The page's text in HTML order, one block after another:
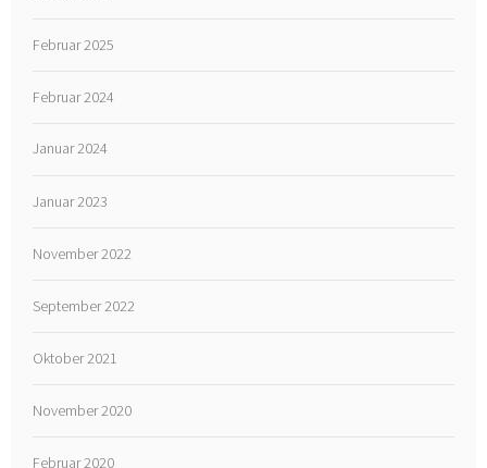
Februar 2025
Februar 2024
Januar 2024
Januar 2023
November 2022
September 2022
Oktober 2021
November 2020
Februar 2020